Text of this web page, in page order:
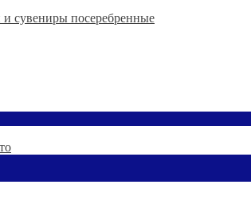
сувениры посеребренные